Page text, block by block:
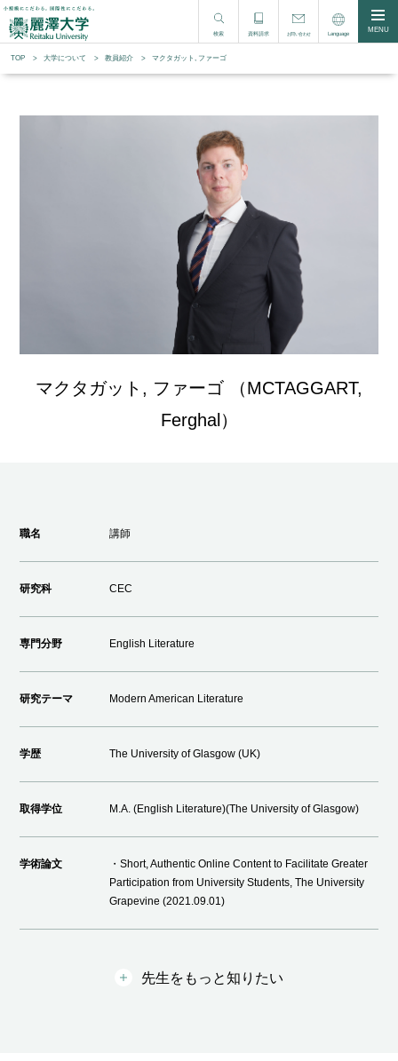
検索 資料請求 お問い合わせ Language MENU
TOP 大学について 教員紹介 マクタガット, ファーゴ
マクタガット, ファーゴ （MCTAGGART,
Ferghal）
職名 講師
研究科 CEC
専門分野 English Literature
研究テーマ Modern American Literature
学歴 The University of Glasgow (UK)
取得学位 M.A. (English Literature)(The University of Glasgow)
学術論文
・Short, Authentic Online Content to Facilitate Greater
Participation from University Students, The University
Grapevine (2021.09.01)
先生をもっと知りたい